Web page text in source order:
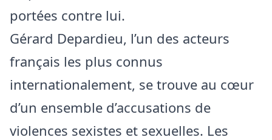
portées contre lui.
Gérard Depardieu, l’un des acteurs
français les plus connus
internationalement, se trouve au cœur
d’un ensemble d’accusations de
violences sexistes et sexuelles. Les